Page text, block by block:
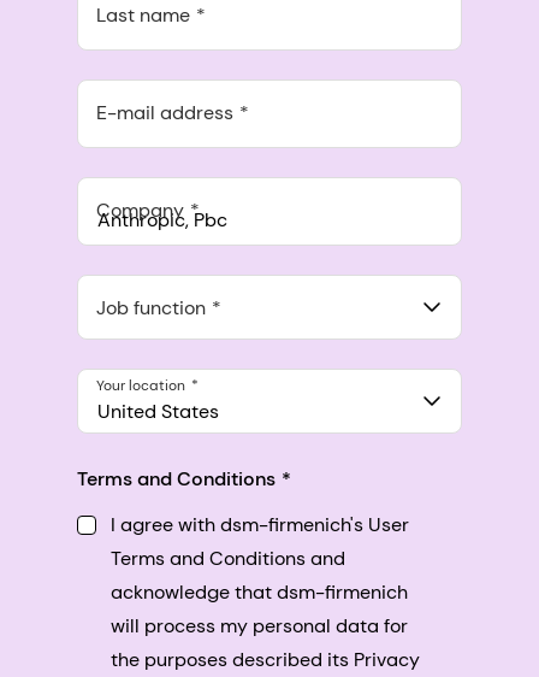
Last name
E-mail address
Company
548 Market St Pmb 90375, San Francisco, California, US
Job function
United States
Your location
Terms and Conditions
I agree with dsm-firmenich's User
Terms and Conditions and
acknowledge that dsm-firmenich
will process my personal data for
the purposes described its Privacy